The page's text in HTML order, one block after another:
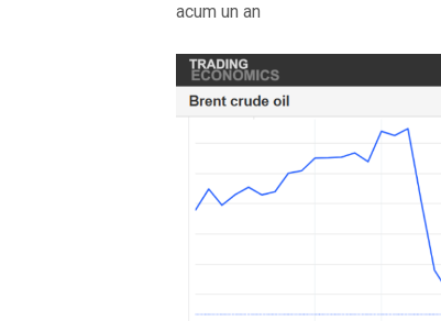
acum un an